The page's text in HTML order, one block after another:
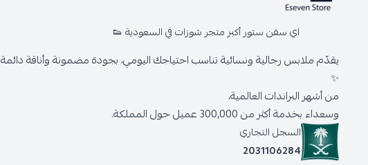
اي سفن ستور أكبر متجر شوزات في السعودية 👟
يقدّم ملابس رجالية ونسائية تناسب احتياجك اليومي، بجودة مضمونة وأناقة دائمة
✨
من أشهر البراندات العالمية،
وسعداء بخدمة أكثر من 300,000 عميل حول المملكة.
السجل التجاري
2031106284